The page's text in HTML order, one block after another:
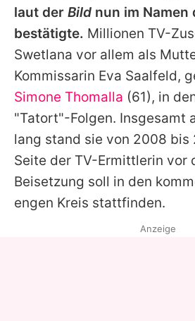
laut der Bild nun im Namen
bestätigte. Millionen TV-
Swetlana vor allem als
Kommissarin Eva Saalfeld,
Simone Thomalla (61), in
"Tatort"-Folgen. Insgesamt
lang stand sie von 2008 bis
Seite der TV-Ermittlerin vor
Beisetzung soll in den
engen Kreis stattfinden.
Anzeige